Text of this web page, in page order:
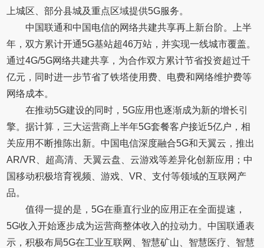
上城区、部分县城及重点区域提供5G服务。
中国联通和中国电信的网络共建共享再上新台阶。上半
年，双方累计开通5G基站超46万站，并实现一线城市覆盖。
通过4G/5G网络共建共享，为合作双方累计节省投资超过千
亿元，同时进一步节省了铁塔使用费、电费和网络维护费等
网络成本。
在推动5G建设的同时，5G应用也逐渐成为新的增长引
擎。据计算，三大运营商上半年5G套餐客户接近5亿户，相
关应用不断推陈出新。中国电信深度融合5G和天翼云，推出
AR/VR、超高清、天翼云盘、云游戏等差异化创新应用；中
国移动积极培育视频、游戏、VR、支付等领域的互联网产
品。
值得一提的是，5G在垂直行业的应用正在全面提速，
5G收入开始逐步成为运营商整体收入的拉动力。中国联通表
示，积极布局5G在工业互联网、智慧矿山、智慧医疗、智慧